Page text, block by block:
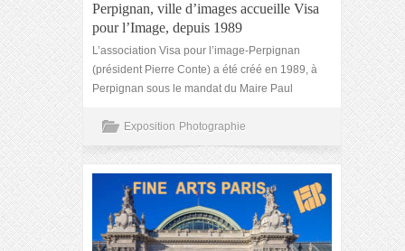
Perpignan, ville d’images accueille Visa
pour l’Image, depuis 1989
L’association Visa pour l’image-Perpignan
(président Pierre Conte) a été créé en 1989, à
Perpignan sous le mandat du Maire Paul
Exposition Photographie